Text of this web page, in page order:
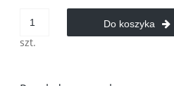
szt.
Do koszyka